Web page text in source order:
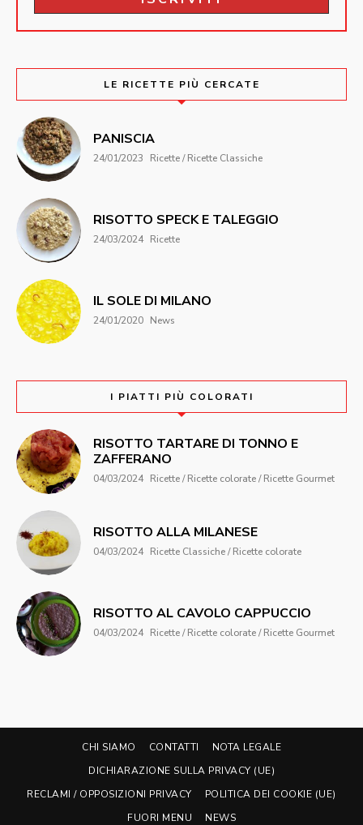
LE RICETTE PIÙ CERCATE
PANISCIA
24/01/2023 Ricette / Ricette Classiche
RISOTTO SPECK E TALEGGIO
24/03/2024 Ricette
IL SOLE DI MILANO
24/01/2020 News
I PIATTI PIÙ COLORATI
RISOTTO TARTARE DI TONNO E
ZAFFERANO
04/03/2024 Ricette / Ricette colorate / Ricette Gourmet
RISOTTO ALLA MILANESE
04/03/2024 Ricette Classiche / Ricette colorate
RISOTTO AL CAVOLO CAPPUCCIO
04/03/2024 Ricette / Ricette colorate / Ricette Gourmet
CHI SIAMO CONTATTI
NOTA LEGALE
DICHIARAZIONE SULLA PRIVACY (UE)
RECLAMI / OPPOSIZIONI PRIVACY
POLITICA DEI COOKIE (UE)
FUORI MENU
NEWS